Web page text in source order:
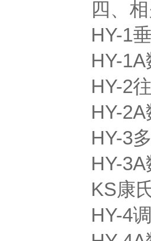
四、
HY-1
HY-
HY-2
HY-
HY-3
HY-
KS康
HY-4